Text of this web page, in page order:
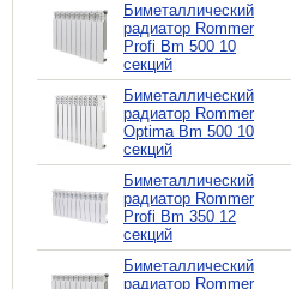
Биметаллический
радиатор Rommer
Profi Bm 500 10
секций
Биметаллический
радиатор Rommer
Optima Bm 500 10
секций
Биметаллический
радиатор Rommer
Profi Bm 350 12
секций
Биметаллический
радиатор Rommer